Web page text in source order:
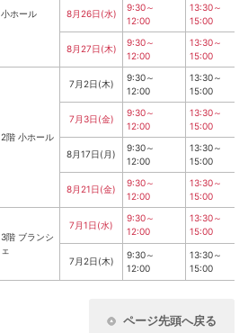
小ホール 8月26日(水)
9:30～
12:00
13:30～
15:00
8月27日(木)
9:30～
12:00
13:30～
15:00
2階 小ホール
7月2日(木)
9:30～
12:00
13:30～
15:00
7月3日(金)
9:30～
12:00
13:30～
15:00
8月17日(月)
9:30～
12:00
13:30～
15:00
8月21日(金)
9:30～
12:00
13:30～
15:00
3階 ブランシ
ェ
7月1日(水)
9:30～
12:00
13:30～
15:00
7月2日(木)
9:30～
12:00
13:30～
15:00
ページ先頭へ戻る